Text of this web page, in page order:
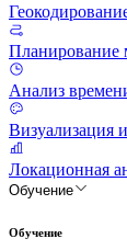
Планирование
Анализ
Визуализация
Локационная
Обучение
Обучение